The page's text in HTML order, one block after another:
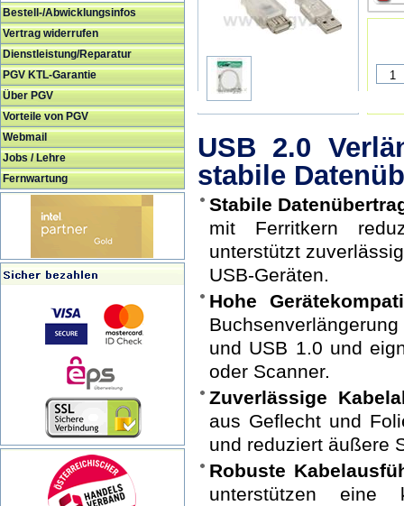
Bestell-/Abwicklungsinfos
Vertrag widerrufen
Dienstleistung/Reparatur
PGV KTL-Garantie
Über PGV
Vorteile von PGV
Webmail
Jobs / Lehre
Fernwartung
USB 2.0
stabile
Stabile
mit Ferritkern
unterstützt
USB-Geräten.
Hohe
und USB 1.0 und
oder Scanner.
Zuverlässige
aus Geflecht und
und reduziert äußere
Robuste
unterstützen eine